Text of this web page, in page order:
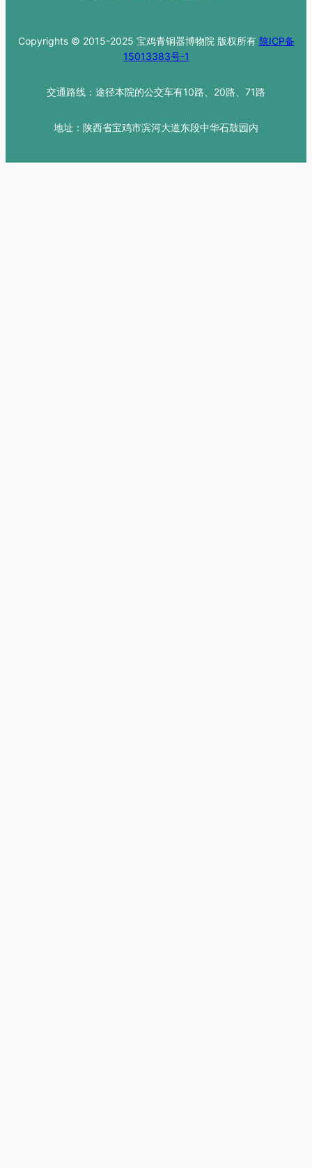
Copyrights © 2015-2025 宝鸡青铜器博物院 版权所有 陕ICP备
15013383号-1
交通路线：途径本院的公交车有10路、20路、71路
地址：陕西省宝鸡市滨河大道东段中华石鼓园内